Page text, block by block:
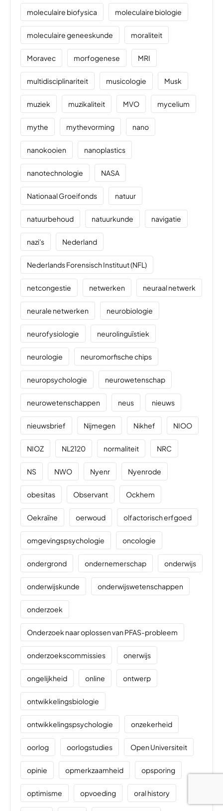
moleculaire biofysica moleculaire biologie
moleculaire geneeskunde moraliteit
Moravec morfogenese MRI
multidisciplinariteit musicologie Musk
muziek muzikaliteit MVO mycelium
mythe mythevorming nano
nanokooien nanoplastics
nanotechnologie NASA
Nationaal Groeifonds natuur
natuurbehoud natuurkunde navigatie
nazi's Nederland
Nederlands Forensisch Instituut (NFL)
netcongestie netwerken neuraal netwerk
neurale netwerken neurobiologie
neurofysiologie neurolinguïstiek
neurologie neuromorfische chips
neuropsychologie neurowetenschap
neurowetenschappen neus nieuws
nieuwsbrief Nijmegen Nikhef NIOO
NIOZ NL2120 normaliteit NRC
NS NWO Nyenr Nyenrode
obesitas Observant Ockhem
Oekraïne oerwoud olfactorisch erfgoed
omgevingspsychologie oncologie
ondergrond ondernemerschap onderwijs
onderwijskunde onderwijswetenschappen
onderzoek
Onderzoek naar oplossen van PFAS-probleem
onderzoekscommissies onerwijs
ongelijkheid online ontwerp
ontwikkelingsbiologie
ontwikkelingspsychologie onzekerheid
oorlog oorlogstudies Open Universiteit
opinie opmerkzaamheid opsporing
optimisme opvoeding oral history